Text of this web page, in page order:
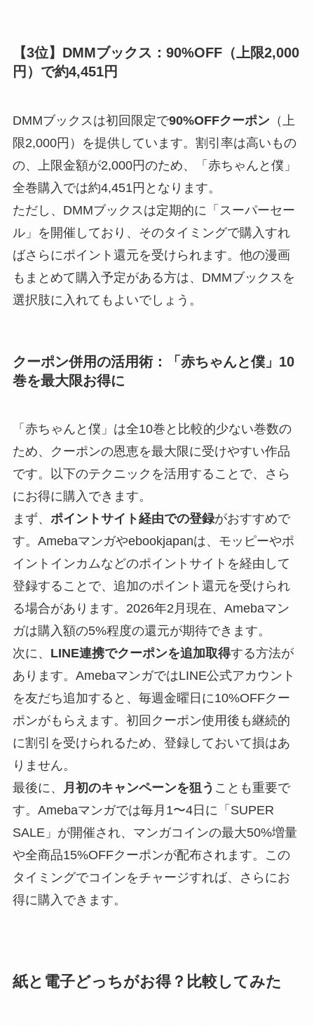
【3位】DMMブックス：90%OFF（上限2,000
円）で約4,451円
DMMブックスは初回限定で90%OFFクーポン（上
限2,000円）を提供しています。割引率は高いもの
の、上限金額が2,000円のため、「赤ちゃんと僕」
全巻購入では約4,451円となります。
ただし、DMMブックスは定期的に「スーパーセー
ル」を開催しており、そのタイミングで購入すれ
ばさらにポイント還元を受けられます。他の漫画
もまとめて購入予定がある方は、DMMブックスを
選択肢に入れてもよいでしょう。
クーポン併用の活用術：「赤ちゃんと僕」10
巻を最大限お得に
「赤ちゃんと僕」は全10巻と比較的少ない巻数の
ため、クーポンの恩恵を最大限に受けやすい作品
です。以下のテクニックを活用することで、さら
にお得に購入できます。
まず、 ポイントサイト経由での登録がおすすめで
す。Amebaマンガやebookjapanは、モッピーやポ
イントインカムなどのポイントサイトを経由して
登録することで、追加のポイント還元を受けられ
る場合があります。2026年2月現在、Amebaマン
ガは購入額の5%程度の還元が期待できます。
次に、 LINE連携でクーポンを追加取得する方法が
あります。AmebaマンガではLINE公式アカウント
を友だち追加すると、毎週金曜日に10%OFFクー
ポンがもらえます。初回クーポン使用後も継続的
に割引を受けられるため、登録しておいて損はあ
りません。
最後に、
月初のキャンペーンを狙う ことも重要で
す。Amebaマンガでは毎月1〜4日に「SUPER
SALE」が開催され、マンガコインの最大50%増量
や全商品15%OFFクーポンが配布されます。この
タイミングでコインをチャージすれば、さらにお
得に購入できます。
紙と電子どっちがお得？比較してみた